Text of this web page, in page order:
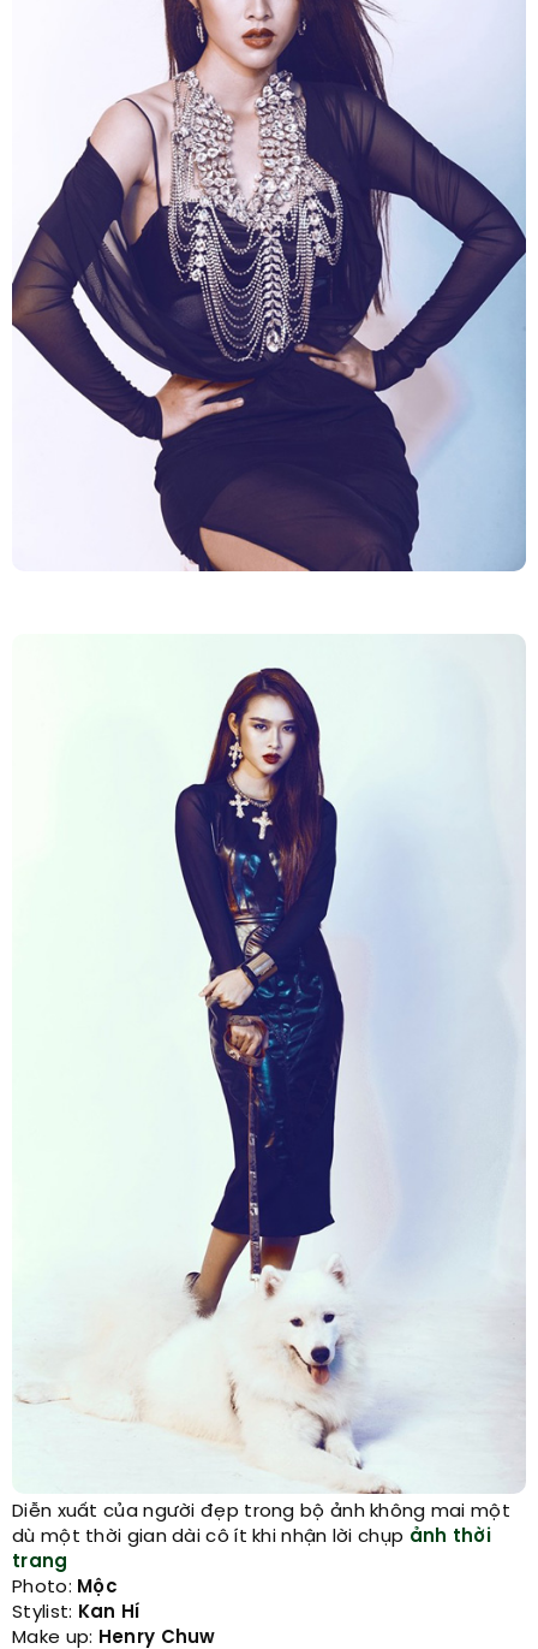
Diễn xuất của người đẹp trong bộ ảnh không mai một
dù một thời gian dài cô ít khi nhận lời chụp ảnh thời
trang
Photo: Mộc
Stylist: Kan Hí
Make up: Henry Chuw